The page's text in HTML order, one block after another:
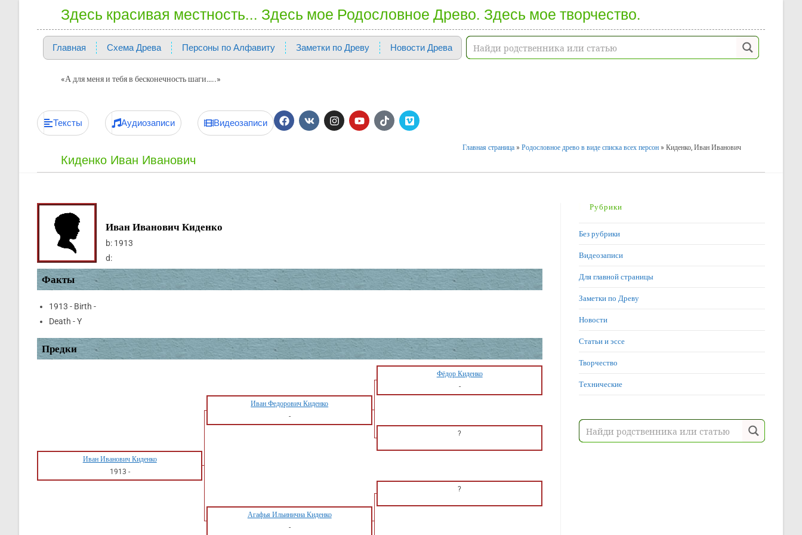
Здесь красивая местность... Здесь мое Родословное Древо. Здесь мое творчество.
Главная Схема Древа Персоны по Алфавиту Заметки по Древу Новости Древа
«А для меня и тебя в бесконечность шаги…..»
Тексты Аудиозаписи Видеозаписи
Главная страница » Родословное древо в виде списка всех персон » Киденко, Иван Иванович
Киденко Иван Иванович
Иван Иванович Киденко
b: 1913
d:
Факты
1913 - Birth -
Death - Y
Предки
Фёдор Киденко
-
Иван Федорович Киденко
-
?
Иван Иванович Киденко
1913 -
?
Агафья Ильинична Киденко
-
Рубрики
Без рубрики
Видеозаписи
Для главной страницы
Заметки по Древу
Новости
Статьи и эссе
Творчество
Технические